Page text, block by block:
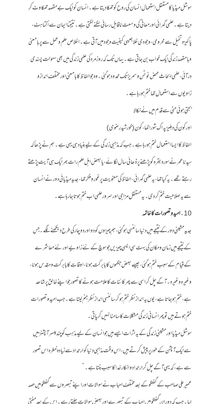
سوشل میڈیا کا مستقل استعمال انسان کی روح کو تھکا دیتا ہے۔انسان کو ایک بے مقصد تھکاوٹ کر
دیتا ہے۔ علمی گہرائی اور معانی کی وسعت ناقابل رسائی لگنے لگتی ہے۔ نتیجتا ایمان سے اکتاہٹ ،
پاکیزہ تخیل سے محرومی ، وجودی خلا جیسی کیفیت وجود میں آتی ہے۔اخلاص علم و عمل سے پر بامعنی
و بامقصد زندگی ایک خواب بن جاتی ہے۔ یہاں تک کہ روز مرہ کی علمی زندگی میں بھی سہولت پسندی
در آئی ، علمی ابحاث محض نوٹس و سمریز تک محدود ہو گئی۔ وہ جو الفاظ کا بامعنی اور مختلف انداز و
زاویوں سے استعمال تھا ختم ہورہا ہے۔
بجتی ہوئی مٹی سے قدم میں نے نکالا
اور کون کی دہلیز پہ اک شور اٹھا، کون (خورشید رضوی)
الفاظ کا ایسا استعمال ختم ہو رہا ہے۔ جب کہ مذہبی زندگی کے لیے بنیاد ہی یہی ہے۔ ہم نے پڑھا کہ
سیدنا عمر نے سورہ بقرہ کو پڑھنے پر ڈھائی سال لگائے،یا بعض اہل علم رات بھر ایک ہی آیت پڑھتے
رہتے تھے۔ یہ کیا تھا، یہ علمی گہرائی ، الفاظ کی معنویت پر غور و فکر تھا، جدید میڈیائی دور نے انسان
سے یہ صلاحیت ختم کر دی۔ یہ مستقل مزاجی اور سرور علمی اب ختم ہوتا جا رہا ہے۔
10۔ امید و تصورات کا خاتمہ
جدید مشینی دور کے نتیجے میں دنیا سائنسی ہو گئی ، ہم چیزوں کو دو اور دو چار کی طرح دیکھنے لگے۔ جس
کے نتیجے میں زمان و مکان کی بہت سی ایسی چیزیں جو سوچ کے نئے زاویے اور نئے معاشرے
کے قیام کے سبب ختم ہوگئی ، جیسے بعض جگہوں کا بابرکت ہونا، اوقات کا بابرکت و مقدس ہونا ،
وغیرہ وغیرہ ۔ آگے چل کر اسی سے پھر کائنات کا علامت ہونے کا تصور جو اپنے خالق پر شاھد
ہے، ختم ہو جاتا ہے ، یوں یہ انداز نظر ختم ہو کر سائنسی انداز نظر جنم لیتا ہے۔ جب امید و تصورات
ختم ہوتے ہیں تو پھر انسانی زندگی مشکلات کا سامنا نہیں کر پاتی۔
سوشل میڈیا اور مشینی زندگی کے یہ اثرات ایسے ہیں جو انسان کے لیے مذہب کو چند میسر آپشنز میں
سے ایک آپشن کے طور پر پیش کرتے ہیں، اس وقت مذہبی دنیا کو ارتداد سے زیادہ خطرہ اس تصور
سے ہے، کہ یہی آگے چل کر ارتداد و انکار خدا کا سبب بنتا ہے۔ “
عمیر علی صاحب کے گفتگو کے بعد مختلف احباب نے سوالات اور اپنے تبصروں سے گفتگو میں حصہ